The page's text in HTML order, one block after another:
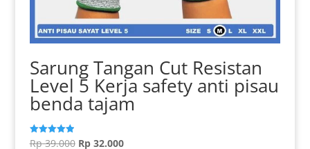
Sarung Tangan Cut Resistan
Level 5 Kerja safety anti pisau
benda tajam
Dinilai
Rp39.000 Harga
Rp32.000Harga